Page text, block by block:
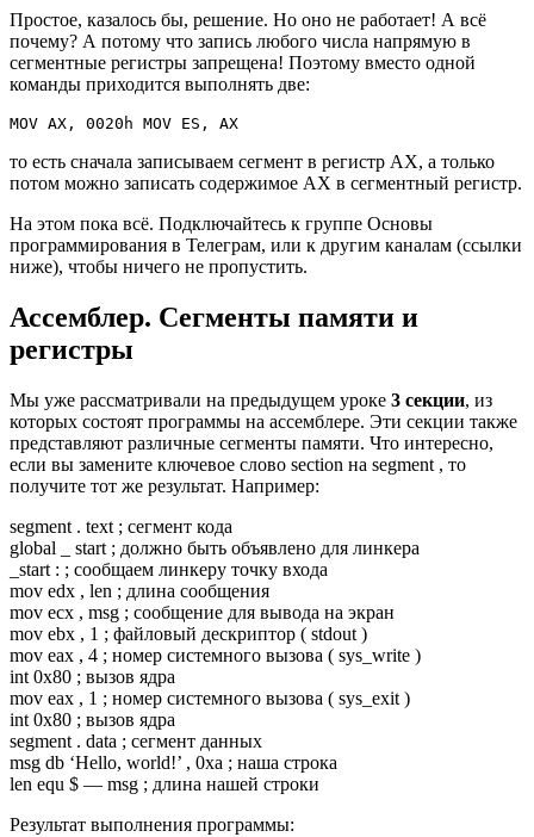
Простое, казалось бы, решение. Но оно не работает! А всё
почему? А потому что запись любого числа напрямую в
сегментные регистры запрещена! Поэтому вместо одной
команды приходится выполнять две:
MOV AX, 0020h MOV ES, AX
то есть сначала записываем сегмент в регистр АХ, а только
потом можно записать содержимое АХ в сегментный регистр.
На этом пока всё. Подключайтесь к группе Основы
программирования в Телеграм, или к другим каналам (ссылки
ниже), чтобы ничего не пропустить.
Ассемблер. Сегменты памяти и
регистры
Мы уже рассматривали на предыдущем уроке 3 секции, из
которых состоят программы на ассемблере. Эти секции также
представляют различные сегменты памяти. Что интересно,
если вы замените ключевое слово section на segment , то
получите тот же результат. Например:
segment . text ; сегмент кода
global _ start ; должно быть объявлено для линкера
_start : ; сообщаем линкеру точку входа
mov edx , len ; длина сообщения
mov ecx , msg ; сообщение для вывода на экран
mov ebx , 1 ; файловый дескриптор ( stdout )
mov eax , 4 ; номер системного вызова ( sys_write )
int 0x80 ; вызов ядра
mov eax , 1 ; номер системного вызова ( sys_exit )
int 0x80 ; вызов ядра
segment . data ; сегмент данных
msg db ‘Hello, world!’ , 0xa ; наша строка
len equ $ — msg ; длина нашей строки
Результат выполнения программы: